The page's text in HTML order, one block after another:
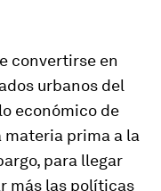
convertirse en
urbanos del
económico de
materia prima a la
para llegar
más las políticas